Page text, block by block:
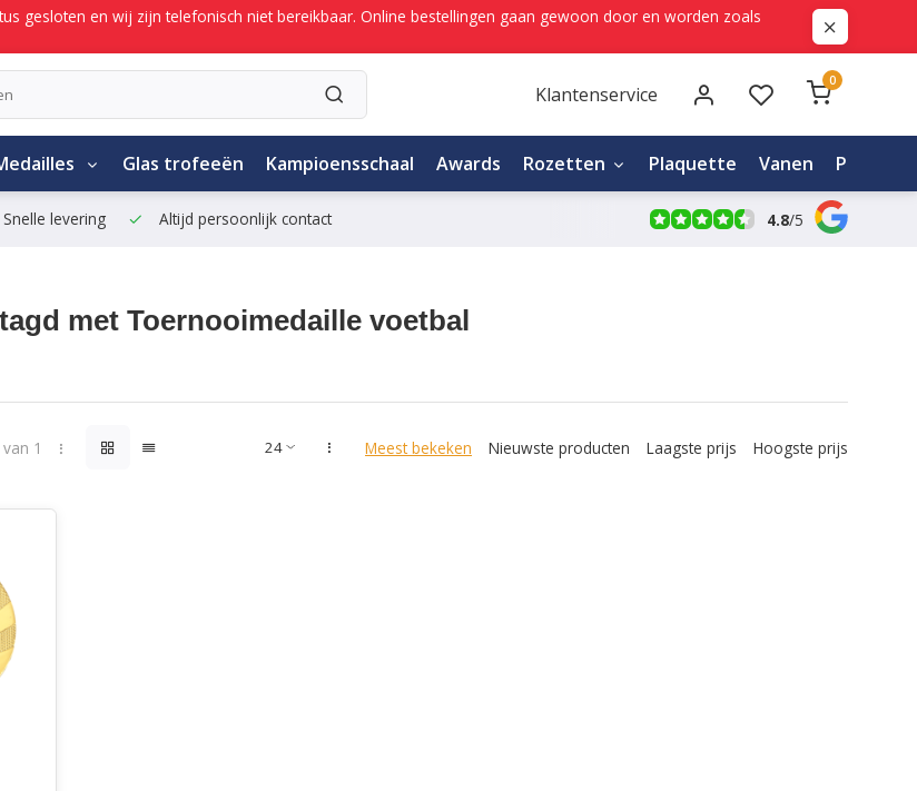
gesloten en wij zijn telefonisch niet bereikbaar. Online bestellingen gaan gewoon door en worden zoals
Klantenservice
0
Glas trofeeën Kampioensschaal Awards Rozetten Plaquette Vanen
Snelle levering Altijd persoonlijk contact 4.8/5
met Toernooimedaille voetbal
1 Meest bekeken Nieuwste producten Laagste prijs Hoogste prijs